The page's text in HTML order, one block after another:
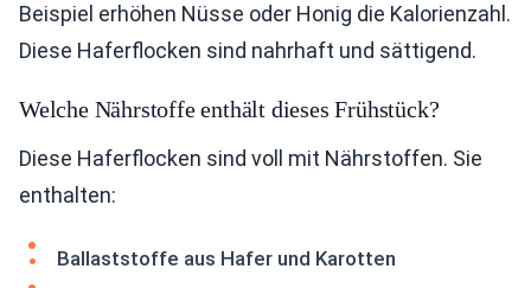
Beispiel erhöhen Nüsse oder Honig die Kalorienzahl.
Diese Haferflocken sind nahrhaft und sättigend.
Welche Nährstoffe enthält dieses Frühstück?
Diese Haferflocken sind voll mit Nährstoffen. Sie
enthalten:
Ballaststoffe aus Hafer und Karotten